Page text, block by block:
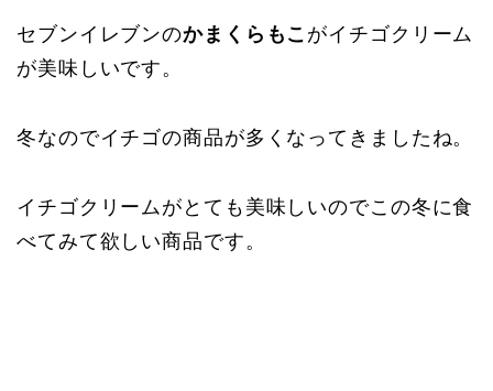
セブンイレブンのかまくらもこ がイチゴクリーム
が美味しいです。
冬なのでイチゴの商品が多くなってきましたね。
イチゴクリームがとても美味しいのでこの冬に食
べてみて欲しい商品です。